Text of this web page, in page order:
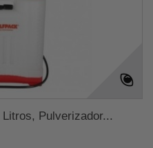
Pulverizador...